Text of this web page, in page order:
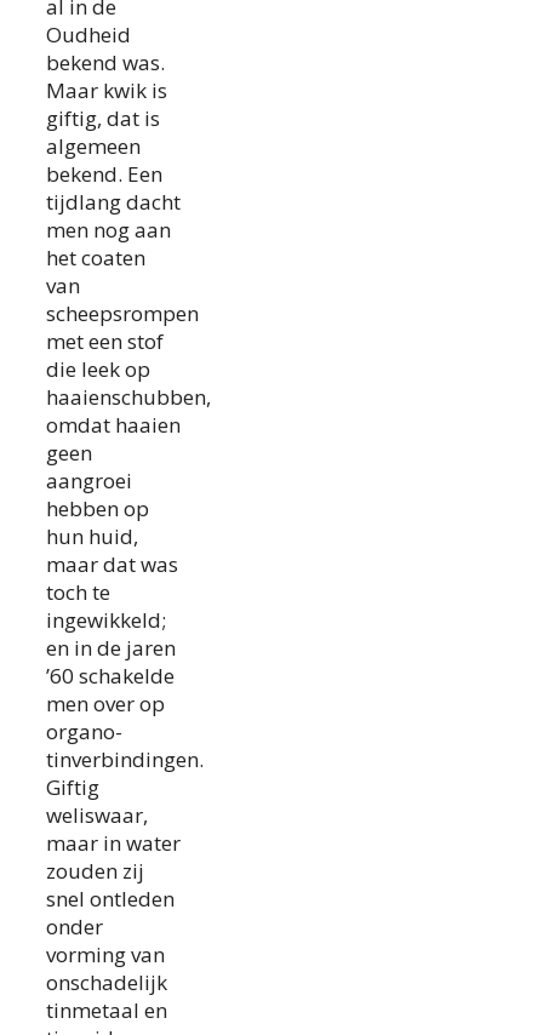
al in de
Oudheid
bekend was.
Maar kwik is
giftig, dat is
algemeen
bekend. Een
tijdlang dacht
men nog aan
het coaten
van
scheepsrompen
met een stof
die leek op
haaienschubben,
omdat haaien
geen
aangroei
hebben op
hun huid,
maar dat was
toch te
ingewikkeld;
en in de jaren
’60 schakelde
men over op
organo-
tinverbindingen.
Giftig
weliswaar,
maar in water
zouden zij
snel ontleden
onder
vorming van
onschadelijk
tinmetaal en